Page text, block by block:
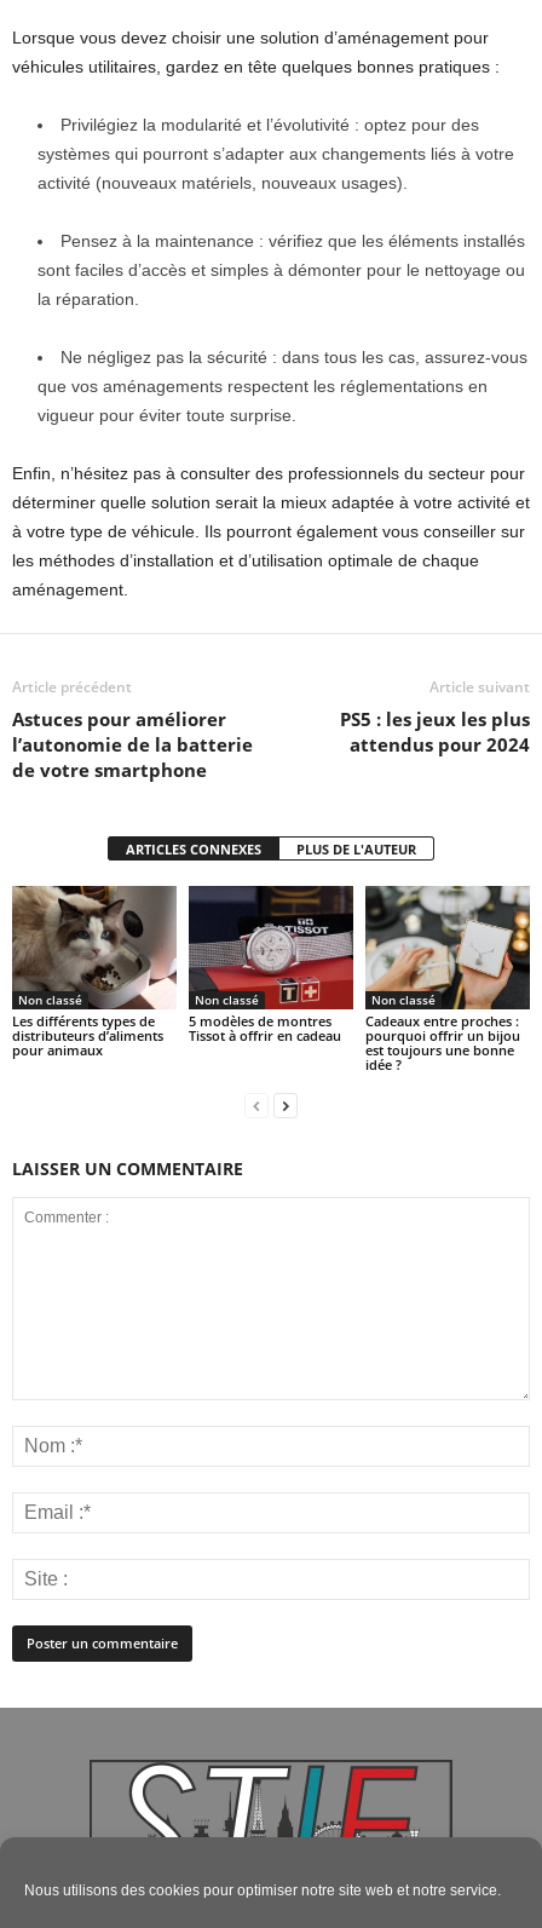
Nous utilisons des cookies pour optimiser notre site web et notre service.
Lorsque vous devez choisir une solution d’aménagement pour
véhicules utilitaires, gardez en tête quelques bonnes pratiques :
Privilégiez la modularité et l’évolutivité : optez pour des
systèmes qui pourront s’adapter aux changements liés à votre
activité (nouveaux matériels, nouveaux usages).
Pensez à la maintenance : vérifiez que les éléments installés
sont faciles d’accès et simples à démonter pour le nettoyage ou
la réparation.
Ne négligez pas la sécurité : dans tous les cas, assurez-vous
que vos aménagements respectent les réglementations en
vigueur pour éviter toute surprise.
Enfin, n’hésitez pas à consulter des professionnels du secteur pour
déterminer quelle solution serait la mieux adaptée à votre activité et
à votre type de véhicule. Ils pourront également vous conseiller sur
les méthodes d’installation et d’utilisation optimale de chaque
aménagement.
Article précédent
Astuces pour améliorer
l’autonomie de la batterie
de votre smartphone
Article suivant
PS5 : les jeux les plus
attendus pour 2024
ARTICLES CONNEXES PLUS DE L'AUTEUR
Non classé
Les différents types de
distributeurs d’aliments
pour animaux
Non classé
5 modèles de montres
Tissot à offrir en cadeau
Non classé
Cadeaux entre proches :
pourquoi offrir un bijou
est toujours une bonne
idée ?
LAISSER UN COMMENTAIRE